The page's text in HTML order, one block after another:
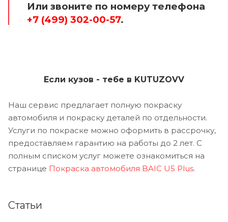
Или звоните по номеру телефона
+7 (499) 302-00-57.
Если кузов - тебе в KUTUZOVV
Наш сервис предлагает полную покраску
автомобиля и покраску деталей по отдельности.
Услуги по покраске можно оформить в рассрочку,
предоставляем гарантию на работы до 2 лет. С
полным списком услуг можете ознакомиться на
странице Покраска автомобиля BAIC U5 Plus.
Статьи